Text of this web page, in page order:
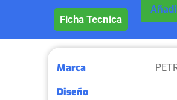
Ficha Tecnica
Marca
Diseño